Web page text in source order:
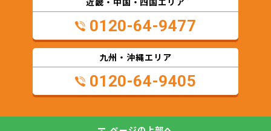
0120-64-9477
九州・沖縄エリア
0120-64-9405